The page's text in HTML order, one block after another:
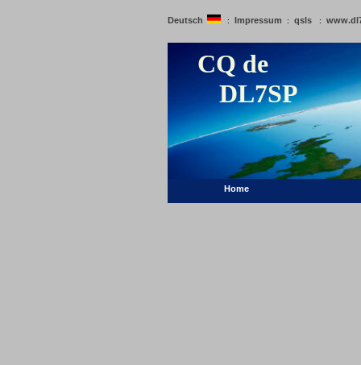
Deutsch : Impressum : qsls :
CQ de
DL7SP
Home